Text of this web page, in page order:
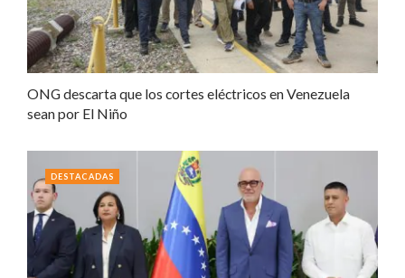
ONG descarta que los cortes eléctricos en Venezuela
sean por El Niño
DESTACADAS